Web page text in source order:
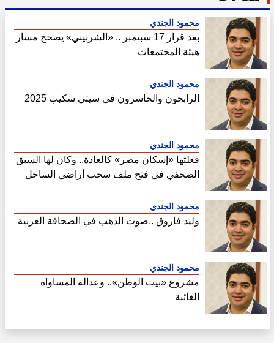
محمود الجندي
بعد قرار 17 سبتمبر .. «الشربيني» يصحح مسار
هيئة المجتمعات
محمود الجندي
الرابحون والخاسرون في سيتي سكيب 2025
محمود الجندي
فعلتها «إسكان مصر» كالعادة.. وكان لها السبق
الصحفي في فتح ملف سحب أراضي الساحل
محمود الجندي
وليد فاروق ..صوت الذهب في الصحافة العربية
محمود الجندي
مشروع «بيت الوطن».. وعدالة المساواة
الغائبة